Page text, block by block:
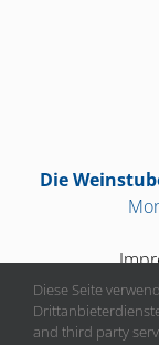
Die
Diese Seite
and third party